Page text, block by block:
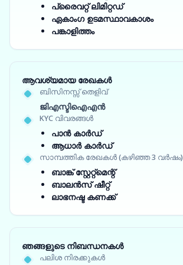
പ്രൈവറ്റ് ലിമിറ്റഡ്
ഏകാംഗ ഉടമസ്ഥാവകാശം
പങ്കാളിത്തം
ആവശ്യമായ രേഖകൾ
ബിസിനസ്സ് തെളിവ്
ജിഎസ്ടിഐഎൻ
KYC വിവരങ്ങൾ
പാൻ കാർഡ്
ആധാർ കാർഡ്
സാമ്പത്തിക രേഖകൾ (കഴിഞ്ഞ 3 വർഷം)
ബാങ്ക് സ്റ്റേറ്റ്‌മെന്റ്
ബാലൻസ് ഷീറ്റ്
ലാഭനഷ്ട കണക്ക്
ഞങ്ങളുടെ നിബന്ധനകൾ
പലിശ നിരക്കുകൾ